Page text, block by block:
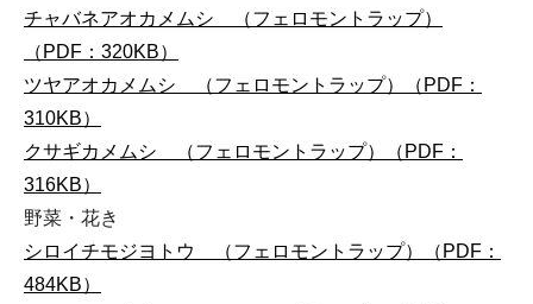
チャバネアオカメムシ （フェロモントラップ）
（PDF：320KB）
ツヤアオカメムシ （フェロモントラップ）（PDF：
310KB）
クサギカメムシ （フェロモントラップ）（PDF：
316KB）
野菜・花き
シロイチモジヨトウ （フェロモントラップ）（PDF：
484KB）